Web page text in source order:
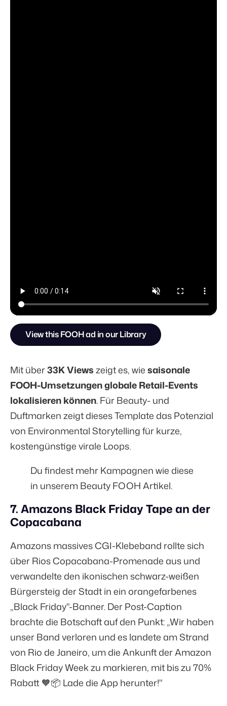
View this FOOH ad in our Library
Mit über33K Viewszeigt es, wiesaisonale
FOOH-Umsetzungen globale Retail-Events
lokalisieren können. Für Beauty- und
Duftmarken zeigt dieses Template das Potenzial
von Environmental Storytelling für kurze,
kostengünstige virale Loops.
Du findest mehr Kampagnen wie diese
in unseremBeauty FOOH Artikel.
7. Amazons Black Friday Tape an der
Copacabana
Amazons massives CGI-Klebeband rollte sich
über Rios Copacabana-Promenade aus und
verwandelte den ikonischen schwarz-weißen
Bürgersteig der Stadt in ein orangefarbenes
„Black Friday"-Banner. Der Post-Caption
brachte die Botschaft auf den Punkt: „Wir haben
unser Band verloren und es landete am Strand
von Rio de Janeiro, um die Ankunft der Amazon
Black Friday Week zu markieren, mit bis zu 70%
Rabatt 🧡📦 Lade die App herunter!"